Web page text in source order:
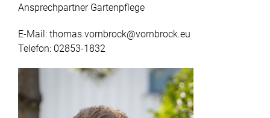
Ansprechpartner Gartenpflege
E-Mail: thomas.vornbrock@vornbrock.eu
Telefon: 02853-1832